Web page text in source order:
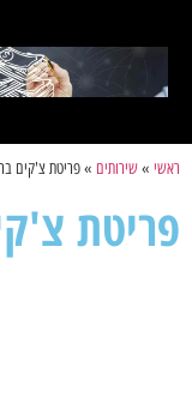
ראשי »שירותים »פריטת צ'קים
פריטת